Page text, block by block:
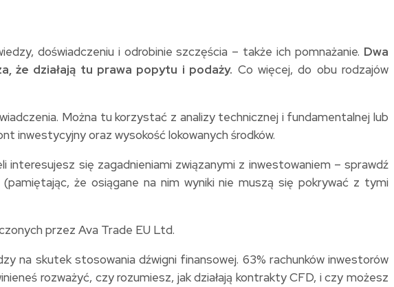
doświadczeniu i odrobinie szczęścia – także ich pomnażanie. Dwa
że działają tu prawa popytu i podaży. Co więcej, do obu rodzajów
Można tu korzystać z analizy technicznej i fundamentalnej lub
inwestycyjny oraz wysokość lokowanych środków.
interesujesz się zagadnieniami związanymi z inwestowaniem – sprawdź
że osiągane na nim wyniki nie muszą się pokrywać z tymi
przez Ava Trade EU Ltd.
na skutek stosowania dźwigni finansowej. 63% rachunków inwestorów
rozważyć, czy rozumiesz, jak działają kontrakty CFD, i czy możesz